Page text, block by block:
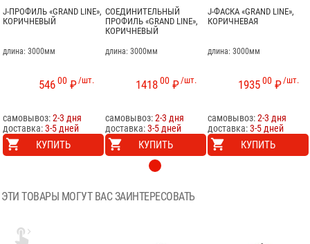
J-ПРОФИЛЬ «GRAND LINE»,
КОРИЧНЕВЫЙ
длина: 3000мм
/шт.
54600 ₽
самовывоз:2-3 дня
доставка:3-5 дней
КУПИТЬ
СОЕДИНИТЕЛЬНЫЙ
ПРОФИЛЬ «GRAND LINE»,
КОРИЧНЕВЫЙ
длина: 3000мм
/шт.
141800 ₽
самовывоз:2-3 дня
доставка:3-5 дней
КУПИТЬ
J-ФАСКА «GRAND LINE»,
КОРИЧНЕВАЯ
длина: 3000мм
/шт.
193500 ₽
самовывоз:2-3 дня
доставка:3-5 дней
КУПИТЬ
ЭТИ ТОВАРЫ МОГУТ ВАС ЗАИНТЕРЕСОВАТЬ
